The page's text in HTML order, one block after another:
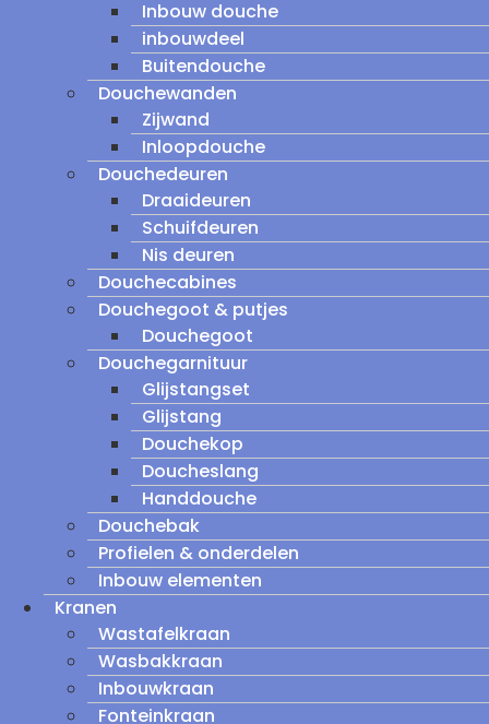
Inbouw douche
inbouwdeel
Buitendouche
Douchewanden
Zijwand
Inloopdouche
Douchedeuren
Draaideuren
Schuifdeuren
Nis deuren
Douchecabines
Douchegoot & putjes
Douchegoot
Douchegarnituur
Glijstangset
Glijstang
Douchekop
Doucheslang
Handdouche
Douchebak
Profielen & onderdelen
Inbouw elementen
Kranen
Wastafelkraan
Wasbakkraan
Inbouwkraan
Fonteinkraan